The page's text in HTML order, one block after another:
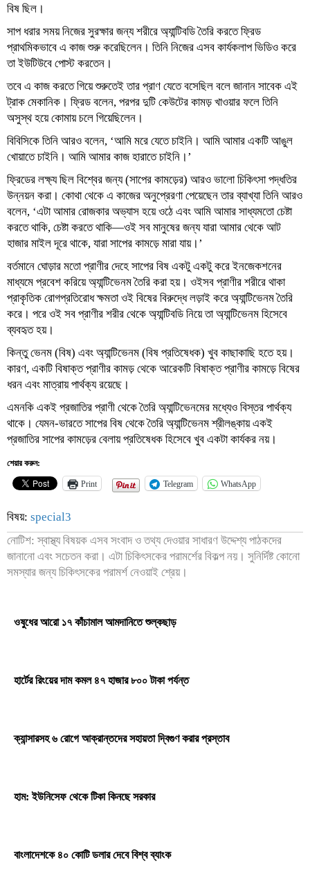
বিষ ছিল।
সাপ ধরার সময় নিজের সুরক্ষার জন্য শরীরে অ্যান্টিবডি তৈরি করতে ফ্রিড
প্রাথমিকভাবে এ কাজ শুরু করেছিলেন। তিনি নিজের এসব কার্যকলাপ ভিডিও করে
তা ইউটিউবে পোস্ট করতেন।
তবে এ কাজ করতে গিয়ে শুরুতেই তার প্রাণ যেতে বসেছিল বলে জানান সাবেক এই
ট্রাক মেকানিক। ফ্রিড বলেন, পরপর দুটি কেউটের কামড় খাওয়ার ফলে তিনি
অসুস্থ হয়ে কোমায় চলে গিয়েছিলেন।
বিবিসিকে তিনি আরও বলেন, ‘আমি মরে যেতে চাইনি। আমি আমার একটি আঙুল
খোয়াতে চাইনি। আমি আমার কাজ হারাতে চাইনি।’
ফ্রিডের লক্ষ্য ছিল বিশ্বের জন্য (সাপের কামড়ের) আরও ভালো চিকিৎসা পদ্ধতির
উন্নয়ন করা। কোথা থেকে এ কাজের অনুপ্রেরণা পেয়েছেন তার ব্যাখ্যা তিনি আরও
বলেন, ‘এটা আমার রোজকার অভ্যাস হয়ে ওঠে এবং আমি আমার সাধ্যমতো চেষ্টা
করতে থাকি, চেষ্টা করতে থাকি—ওই সব মানুষের জন্য যারা আমার থেকে আট
হাজার মাইল দূরে থাকে, যারা সাপের কামড়ে মারা যায়।’
বর্তমানে ঘোড়ার মতো প্রাণীর দেহে সাপের বিষ একটু একটু করে ইনজেকশনের
মাধ্যমে প্রবেশ করিয়ে অ্যান্টিভেনম তৈরি করা হয়। ওইসব প্রাণীর শরীরে থাকা
প্রাকৃতিক রোগপ্রতিরোধ ক্ষমতা ওই বিষের বিরুদ্ধে লড়াই করে অ্যান্টিভেনম তৈরি
করে। পরে ওই সব প্রাণীর শরীর থেকে অ্যান্টিবডি নিয়ে তা অ্যান্টিভেনম হিসেবে
ব্যবহৃত হয়।
কিন্তু ভেনম (বিষ) এবং অ্যান্টিভেনম (বিষ প্রতিষেধক) খুব কাছাকাছি হতে হয়।
কারণ, একটি বিষাক্ত প্রাণীর কামড় থেকে আরেকটি বিষাক্ত প্রাণীর কামড়ে বিষের
ধরন এবং মাত্রায় পার্থক্য রয়েছে।
এমনকি একই প্রজাতির প্রাণী থেকে তৈরি অ্যান্টিভেনমের মধ্যেও বিস্তর পার্থক্য
থাকে। যেমন-ভারতে সাপের বিষ থেকে তৈরি অ্যান্টিভেনম শ্রীলঙ্কায় একই
প্রজাতির সাপের কামড়ের বেলায় প্রতিষেধক হিসেবে খুব একটা কার্যকর নয়।
শেয়ার করুন:
Print Telegram WhatsApp
বিষয়: special3
নোটিশ: স্বাস্থ্য বিষয়ক এসব সংবাদ ও তথ্য দেওয়ার সাধারণ উদ্দেশ্য পাঠকদের
জানানো এবং সচেতন করা। এটা চিকিৎসকের পরামর্শের বিকল্প নয়। সুনির্দিষ্ট কোনো
সমস্যার জন্য চিকিৎসকের পরামর্শ নেওয়াই শ্রেয়।
ওষুধের আরো ১৭ কাঁচামাল আমদানিতে শুল্কছাড়
হার্টের রিংয়ের দাম কমল ৪৭ হাজার ৮০০ টাকা পর্যন্ত
ক্যান্সারসহ ৬ রোগে আক্রান্তদের সহায়তা দ্বিগুণ করার প্রস্তাব
হাম: ইউনিসেফ থেকে টিকা কিনছে সরকার
বাংলাদেশকে ৪০ কোটি ডলার দেবে বিশ্ব ব্যাংক